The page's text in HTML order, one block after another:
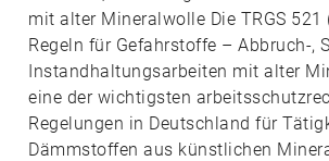
mit alter Mineralwolle Die TRGS 521
Regeln für Gefahrstoffe – Abbruch-,
Instandhaltungsarbeiten mit alter
eine der wichtigsten
Regelungen in Deutschland für
Dämmstoffen aus künstlichen